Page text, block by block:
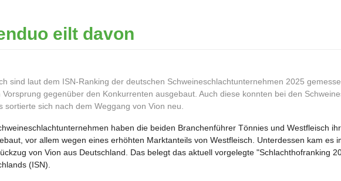
eilt davon
sind laut dem ISN-Ranking der deutschen Schweineschlachtunternehmen 2025
gegenüber den Konkurrenten ausgebaut. Auch diese konnten bei den
sortierte sich nach dem Weggang von Vion neu.
haben die beiden Branchenführer Tönnies und Westfleisch
vor allem wegen eines erhöhten Marktanteils von Westfleisch. Unterdessen kam es
von Vion aus Deutschland. Das belegt das aktuell vorgelegte "Schlachthofranking
(ISN).